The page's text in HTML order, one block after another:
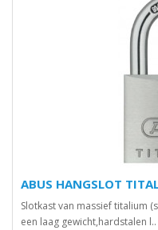
ABUS HANGSLOT
Slotkast van massief titalium
een laag gewicht,hardstalen l..